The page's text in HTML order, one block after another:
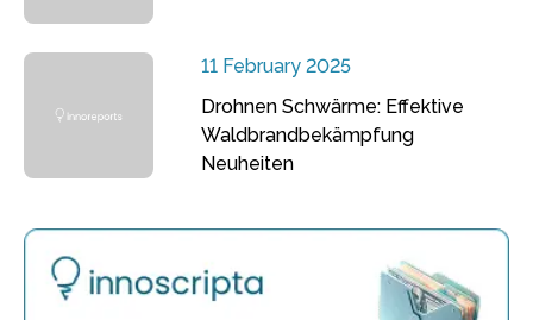
11 February 2025
Drohnen Schwärme: Effektive
Waldbrandbekämpfung
Neuheiten